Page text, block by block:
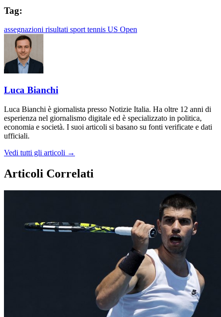
Tag:
assegnazioni risultati sport tennis US Open
Luca Bianchi
Luca Bianchi è giornalista presso Notizie Italia. Ha oltre 12 anni di
esperienza nel giornalismo digitale ed è specializzato in politica,
economia e società. I suoi articoli si basano su fonti verificate e dati
ufficiali.
Vedi tutti gli articoli →
Articoli Correlati